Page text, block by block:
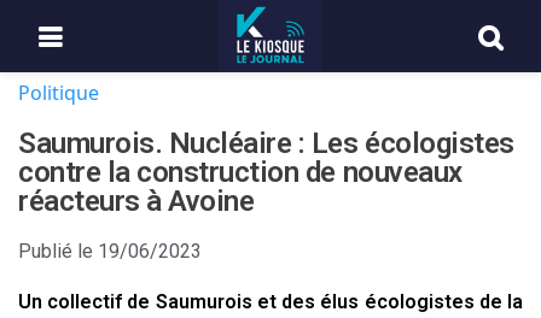
Politique
Saumurois. Nucléaire : Les écologistes
contre la construction de nouveaux
réacteurs à Avoine
Publié le 19/06/2023
Un collectif de Saumurois et des élus écologistes de la